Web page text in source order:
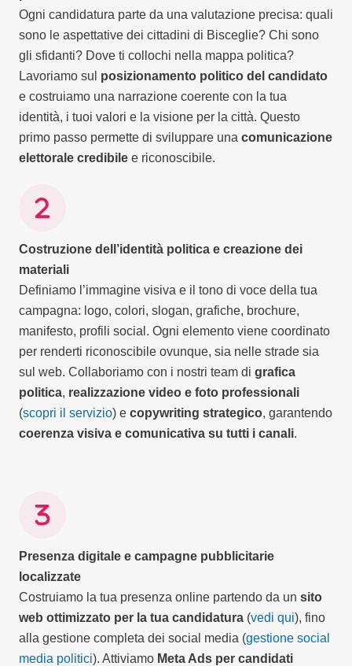
Ogni candidatura parte da una valutazione precisa: quali
sono le aspettative dei cittadini di Bisceglie? Chi sono
gli sfidanti? Dove ti collochi nella mappa politica?
Lavoriamo sul posizionamento politico del candidato
e costruiamo una narrazione coerente con la tua
identità, i tuoi valori e la visione per la città. Questo
primo passo permette di sviluppare una comunicazione
elettorale credibile e riconoscibile.
Costruzione dell’identità politica e creazione dei
materiali
Definiamo l’immagine visiva e il tono di voce della tua
campagna: logo, colori, slogan, grafiche, brochure,
manifesto, profili social. Ogni elemento viene coordinato
per renderti riconoscibile ovunque, sia nelle strade sia
sul web. Collaboriamo con i nostri team di grafica
politica, realizzazione video e foto professionali
(scopri il servizio) e copywriting strategico, garantendo
coerenza visiva e comunicativa su tutti i canali.
Presenza digitale e campagne pubblicitarie
localizzate
Costruiamo la tua presenza online partendo da un sito
web ottimizzato per la tua candidatura (vedi qui), fino
alla gestione completa dei social media (gestione social
media politici). Attiviamo Meta Ads per candidati